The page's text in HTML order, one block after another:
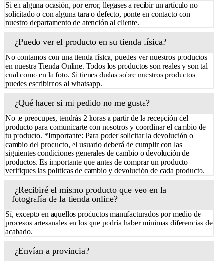
Si en alguna ocasión, por error, llegases a recibir un artículo no
solicitado o con alguna tara o defecto, ponte en contacto con
nuestro departamento de atención al cliente.
¿Puedo ver el producto en su tienda física?
No contamos con una tienda física, puedes ver nuestros productos
en nuestra Tienda Online. Todos los productos son reales y son tal
cual como en la foto. Si tienes dudas sobre nuestros productos
puedes escribirnos al whatsapp.
¿Qué hacer si mi pedido no me gusta?
No te preocupes, tendrás 2 horas a partir de la recepción del
producto para comunicarte con nosotros y coordinar el cambio de
tu producto. *Importante: Para poder solicitar la devolución o
cambio del producto, el usuario deberá de cumplir con las
siguientes condiciones generales de cambio o devolución de
productos. Es importante que antes de comprar un producto
verifiques las políticas de cambio y devolución de cada producto.
¿Recibiré el mismo producto que veo en la
fotografía de la tienda online?
Sí, excepto en aquellos productos manufacturados por medio de
procesos artesanales en los que podría haber mínimas diferencias de
acabado.
¿Envían a provincia?